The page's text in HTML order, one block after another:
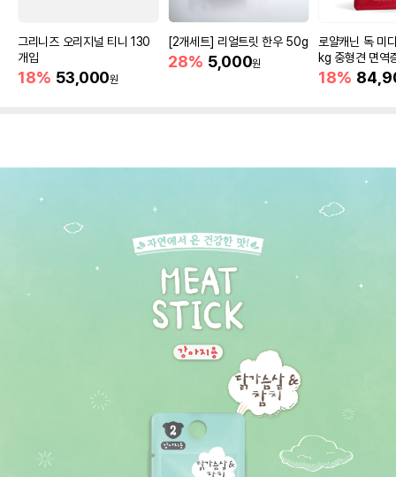
그리니즈 오리지널 티니 130
개입
18% 53,000원
[2개세트] 리얼트릿 한우 50g
28% 5,000원
로얄캐닌 독 미
kg 중형견 면역
18%